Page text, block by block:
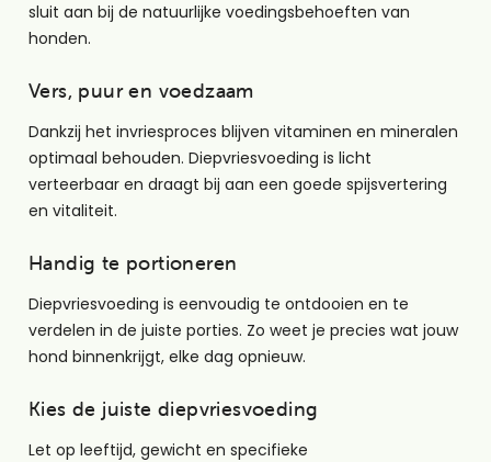
sluit aan bij de natuurlijke voedingsbehoeften van
honden.
Vers, puur en voedzaam
Dankzij het invriesproces blijven vitaminen en mineralen
optimaal behouden. Diepvriesvoeding is licht
verteerbaar en draagt bij aan een goede spijsvertering
en vitaliteit.
Handig te portioneren
Diepvriesvoeding is eenvoudig te ontdooien en te
verdelen in de juiste porties. Zo weet je precies wat jouw
hond binnenkrijgt, elke dag opnieuw.
Kies de juiste diepvriesvoeding
Let op leeftijd, gewicht en specifieke